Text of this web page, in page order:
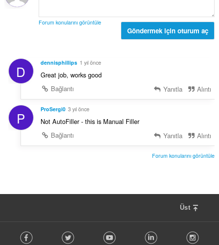
y
Forum konularını görüntüle
Göndermek için oturum aç
D dennisphillips 1 yıl önce
Great job, works good
Bağlantı
Yanıtla Alıntı
P ProSergi0 3 yıl önce
Not AutoFiller - this is Manual Filler
Bağlantı
Yanıtla Alıntı
Forum konularını görüntüle
Üst
o Facebook Twitter Youtube LinkedIn